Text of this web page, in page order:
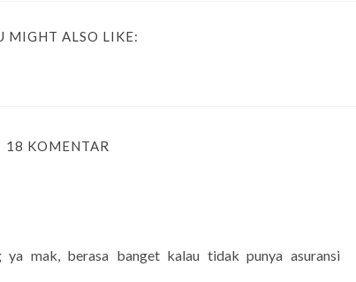
MIGHT ALSO LIKE:
18 KOMENTAR
ya mak, berasa banget kalau tidak punya asuransi